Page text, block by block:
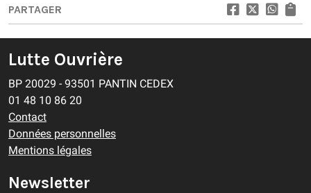
PARTAGER
Lutte Ouvrière
BP 20029 - 93501 PANTIN CEDEX
01 48 10 86 20
Contact
Données personnelles
Mentions légales
Newsletter